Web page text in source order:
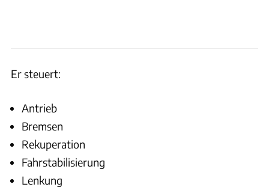
Er steuert:
Antrieb
Bremsen
Rekuperation
Fahrstabilisierung
Lenkung